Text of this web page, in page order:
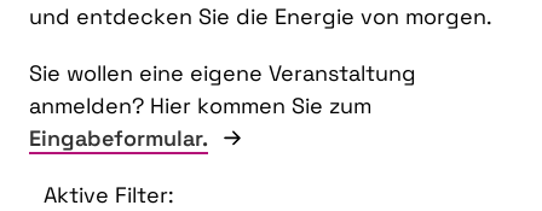
und entdecken Sie die Energie von morgen.
Sie wollen eine eigene Veranstaltung
anmelden? Hier kommen Sie zum
Eingabeformular.
Aktive Filter: